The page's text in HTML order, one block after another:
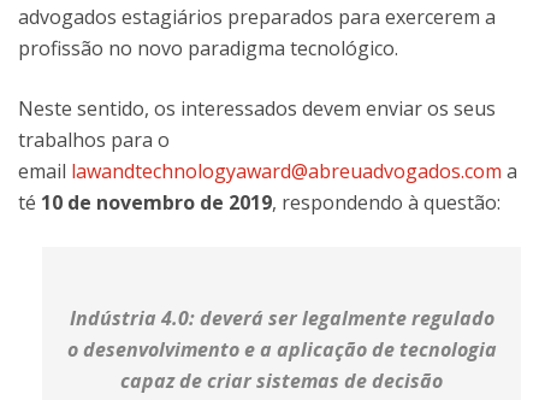
advogados estagiários preparados para exercerem a
profissão no novo paradigma tecnológico.
Neste sentido, os interessados devem enviar os seus
trabalhos para o
email lawandtechnologyaward@abreuadvogados.com a
té 10 de novembro de 2019, respondendo à questão:
I​ndústria 4.0: deverá ser legalmente regulado
o desenvolvimento e a aplicação de tecnologia
capaz de criar sistemas de decisão